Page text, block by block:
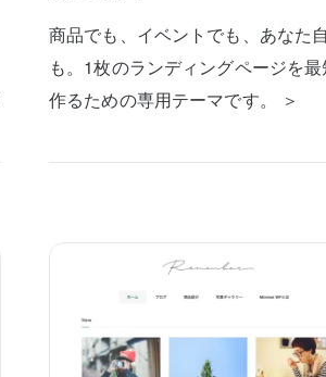
商品でも、イベントでも、あなた
も。1枚のランディングページを
作るための専用テーマです。 ＞